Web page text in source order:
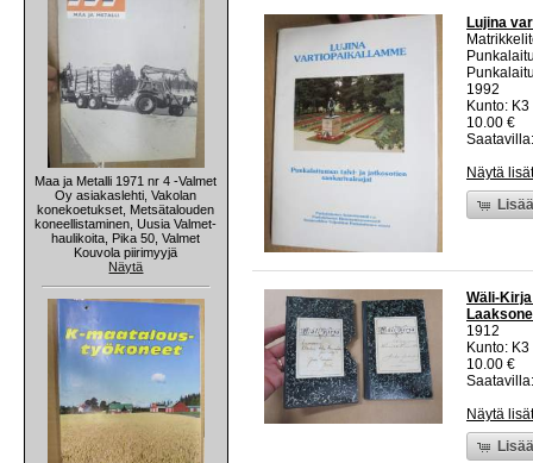
Maa ja Metalli 1971 nr 4 -Valmet
Oy asiakaslehti, Vakolan
konekoetukset, Metsätalouden
koneellistaminen, Uusia Valmet-
haulikoita, Pika 50, Valmet
Kouvola piirimyyjä
Näytä
Lujina
1992
Kunto:
10.00 €
Näytä
Wäli-
1912
Kunto:
10.00 €
Näytä